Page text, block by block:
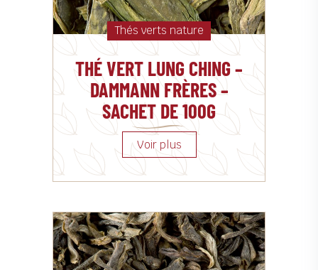
Thés verts nature
THÉ VERT LUNG CHING –
DAMMANN FRÈRES –
SACHET DE 100G